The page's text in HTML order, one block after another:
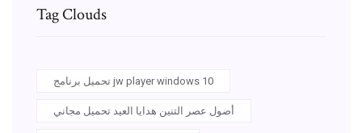
Tag Clouds
تحميل برنامج jw player windows 10
أصول عصر التنين هدايا العيد تحميل مجاني